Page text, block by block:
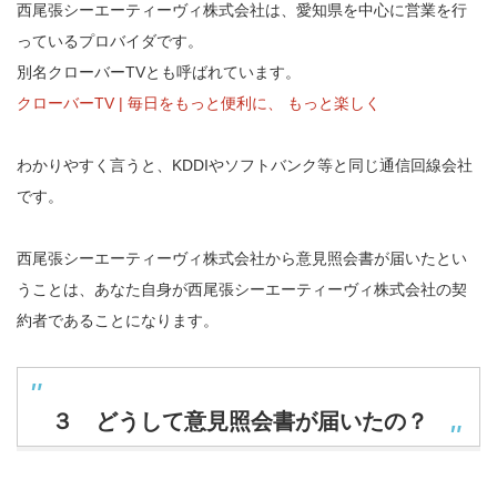
西尾張シーエーティーヴィ株式会社は、愛知県を中心に営業を行
っているプロバイダです。
別名クローバーTVとも呼ばれています。
クローバーTV | 毎日をもっと便利に、 もっと楽しく
わかりやすく言うと、KDDIやソフトバンク等と同じ通信回線会社
です。
西尾張シーエーティーヴィ株式会社から意見照会書が届いたとい
うことは、あなた自身が西尾張シーエーティーヴィ株式会社の契
約者であることになります。
３ どうして意見照会書が届いたの？